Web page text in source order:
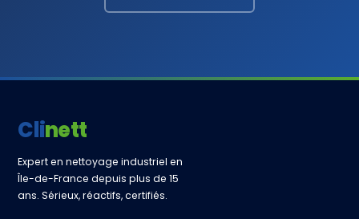
Clinett
Expert en nettoyage industriel en
Île-de-France depuis plus de 15
ans. Sérieux, réactifs, certifiés.